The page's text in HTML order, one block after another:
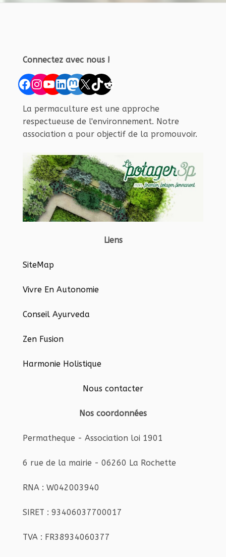
Connectez avec nous !
Facebook
Instagram
YouTube
LinkedIn
Mastodon
X TikTok
Reddit
La permaculture est une approche
respectueuse de l'environnement. Notre
association a pour objectif de la promouvoir.
Liens
SiteMap
Vivre En Autonomie
Conseil Ayurveda
Zen Fusion
Harmonie Holistique
Nous contacter
Nos coordonnées
Permatheque - Association loi 1901
6 rue de la mairie - 06260 La Rochette
RNA : W042003940
SIRET : 93406037700017
TVA : FR38934060377